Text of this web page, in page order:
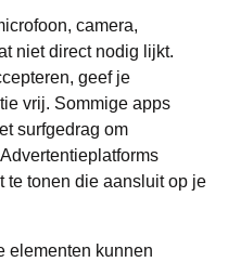
camera,
niet direct nodig lijkt.
geef je
vrij. Sommige apps
surfgedrag om
te tonen die aansluit op je
elementen kunnen